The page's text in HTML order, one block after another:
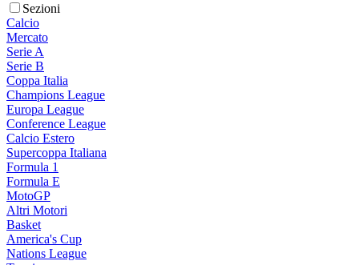
Sezioni
Calcio
Mercato
Serie A
Serie B
Coppa Italia
Champions League
Europa League
Conference League
Calcio Estero
Supercoppa Italiana
Formula 1
Formula E
MotoGP
Altri Motori
Basket
America's Cup
Nations League